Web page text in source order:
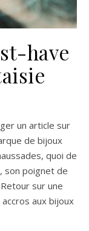
have
de bijoux
quoi de
son poignet de
sur une
aux bijoux